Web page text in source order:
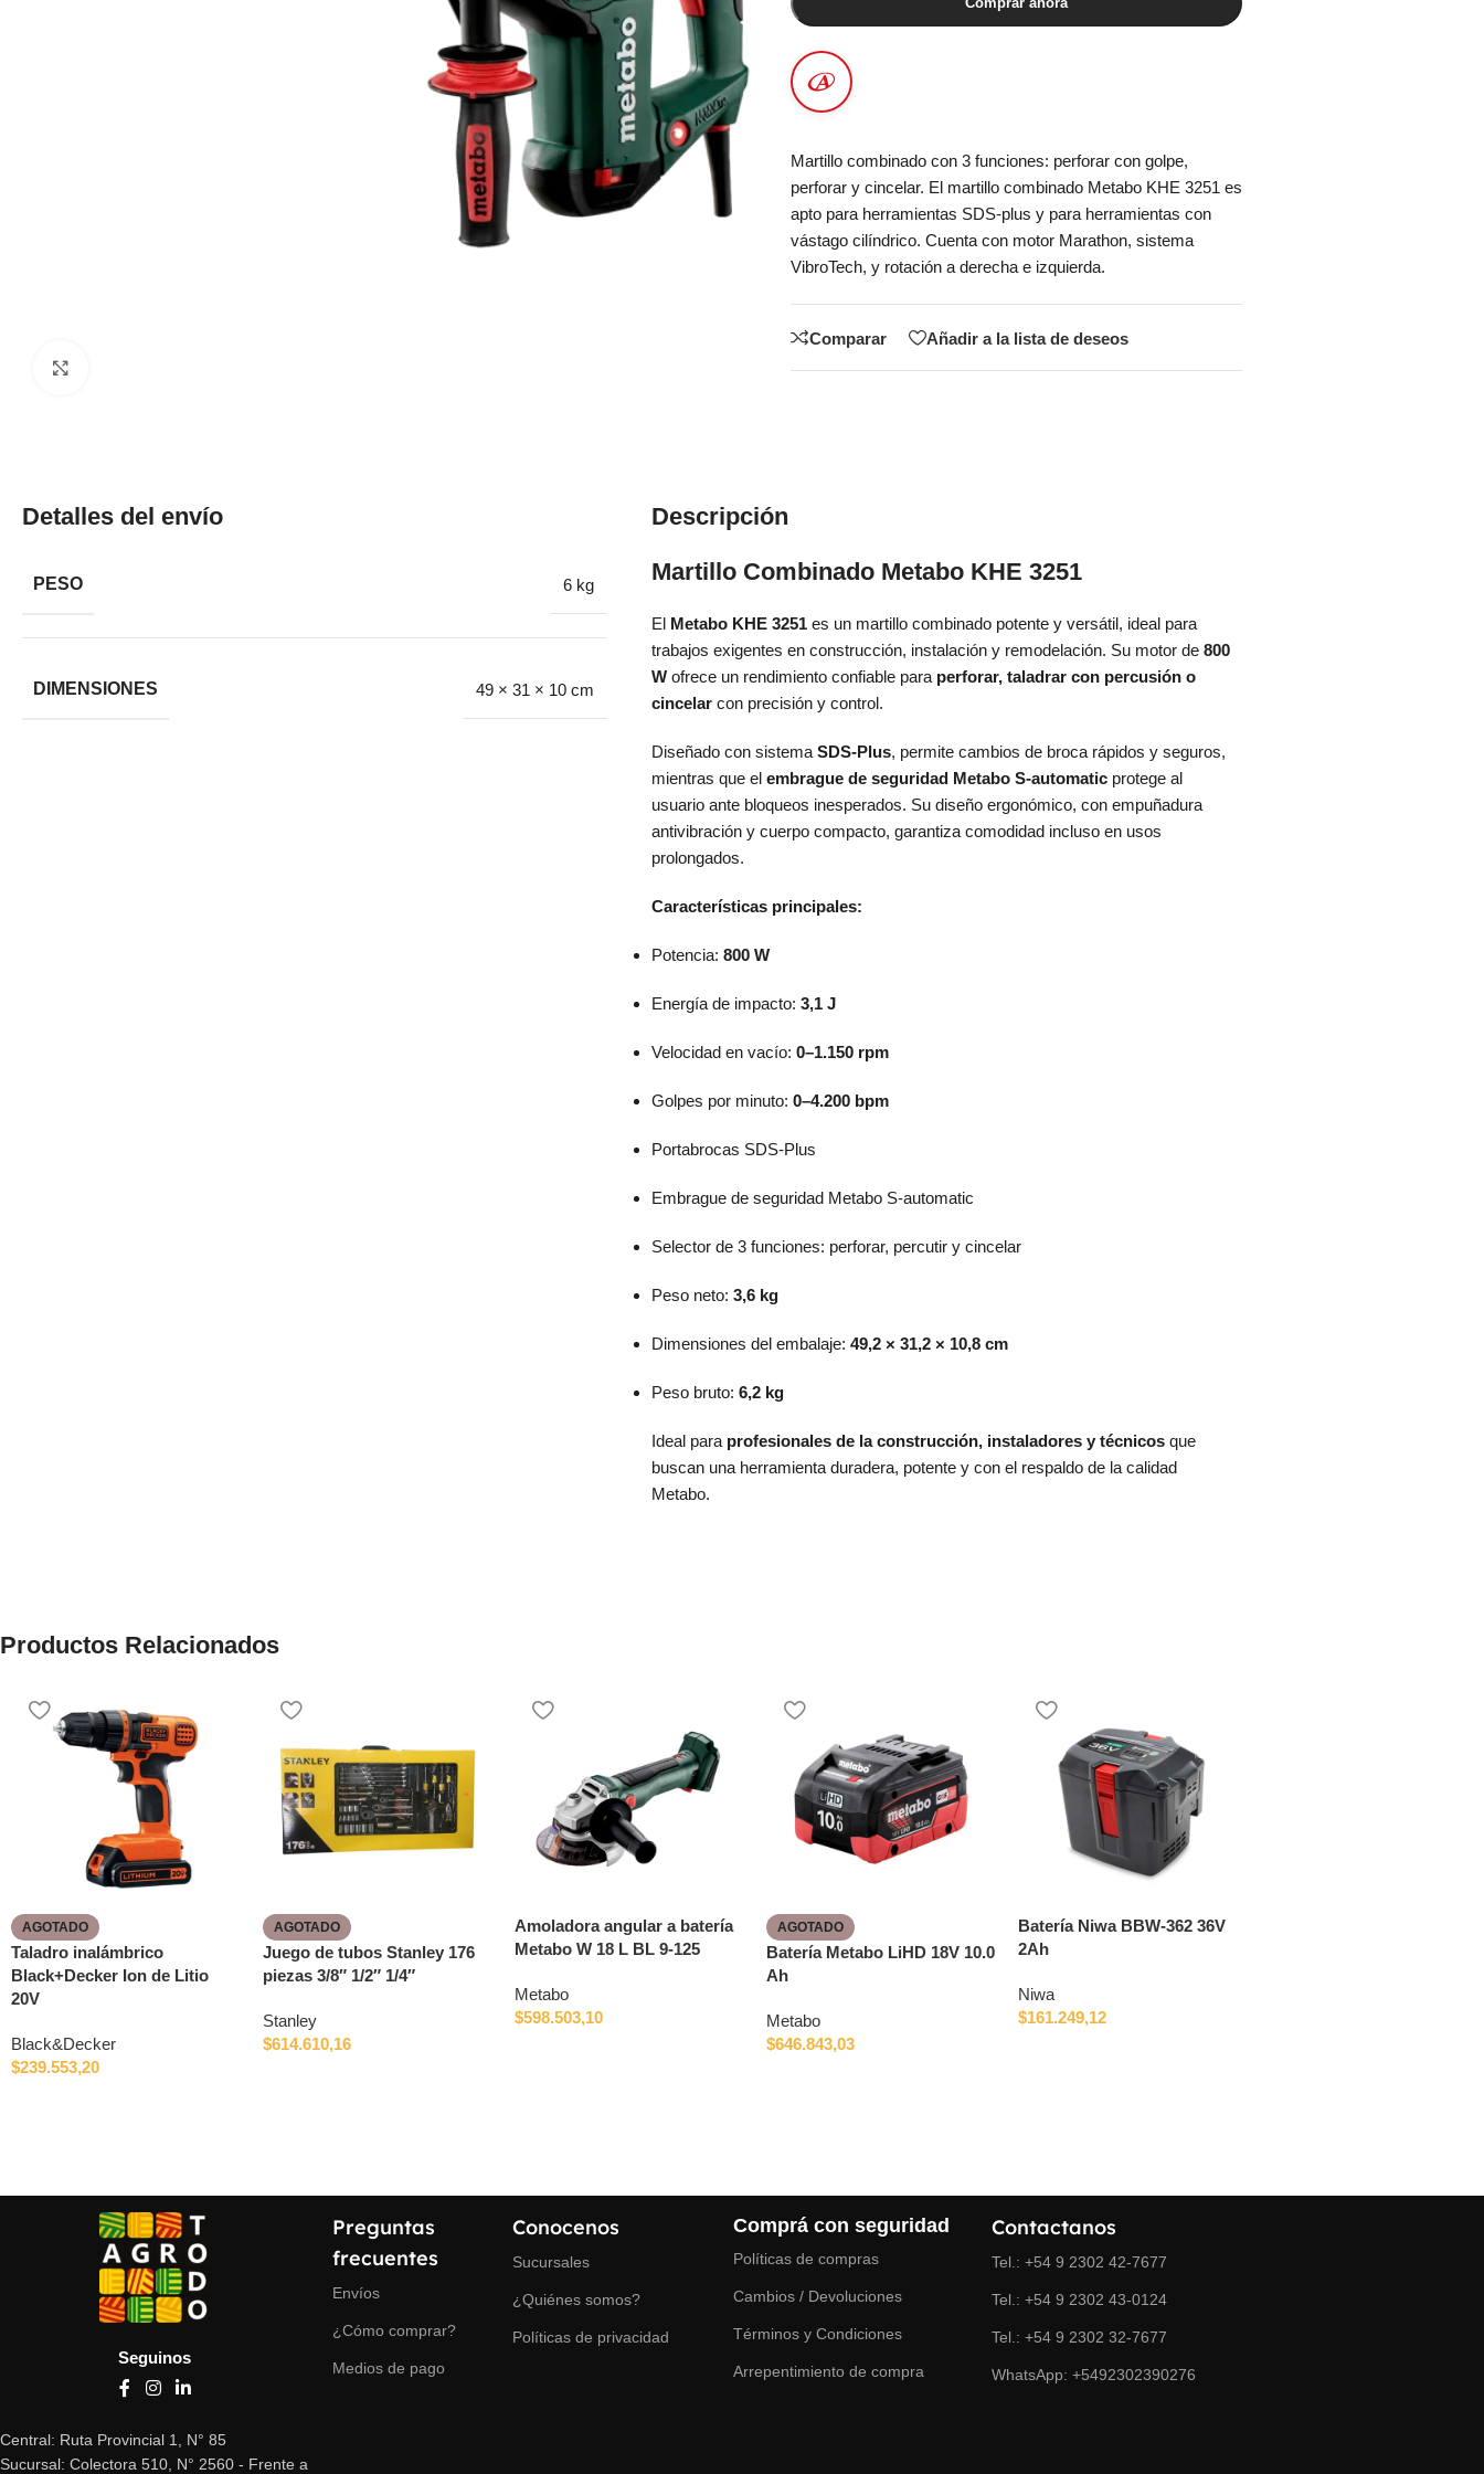
Martillo combinado con 3 funciones: perforar con golpe,
perforar y cincelar. El martillo combinado Metabo KHE 3251 es
apto para herramientas SDS-plus y para herramientas con
vástago cilíndrico. Cuenta con motor Marathon, sistema
VibroTech, y rotación a derecha e izquierda.
Comparar Añadir a la lista de deseos
Detalles del envío
PESO 6 kg
DIMENSIONES 49 × 31 × 10 cm
Descripción
Martillo Combinado Metabo KHE 3251
El Metabo KHE 3251 es un martillo combinado potente y versátil, ideal para
trabajos exigentes en construcción, instalación y remodelación. Su motor de 800
W ofrece un rendimiento confiable para perforar, taladrar con percusión o
cincelar con precisión y control.
Diseñado con sistema SDS-Plus, permite cambios de broca rápidos y seguros,
mientras que el embrague de seguridad Metabo S-automatic protege al
usuario ante bloqueos inesperados. Su diseño ergonómico, con empuñadura
antivibración y cuerpo compacto, garantiza comodidad incluso en usos
prolongados.
Características principales:
Potencia: 800 W
Energía de impacto: 3,1 J
Velocidad en vacío: 0–1.150 rpm
Golpes por minuto: 0–4.200 bpm
Portabrocas SDS-Plus
Embrague de seguridad Metabo S-automatic
Selector de 3 funciones: perforar, percutir y cincelar
Peso neto: 3,6 kg
Dimensiones del embalaje: 49,2 × 31,2 × 10,8 cm
Peso bruto: 6,2 kg
Ideal para profesionales de la construcción, instaladores y técnicos que
buscan una herramienta duradera, potente y con el respaldo de la calidad
Metabo.
Productos Relacionados
AGOTADO
Taladro inalámbrico
Black+Decker Ion de Litio
20V
Black&Decker
$239.553,20
AGOTADO
Juego de tubos Stanley 176
piezas 3/8″ 1/2″ 1/4″
Stanley
$614.610,16
Amoladora angular a batería
Metabo W 18 L BL 9-125
Metabo
$598.503,10
AGOTADO
Batería Metabo LiHD 18V 10.0
Ah
Metabo
$646.843,03
Batería Niwa BBW-362 36V
2Ah
Niwa
$161.249,12
Seguinos
Central: Ruta Provincial 1, N° 85
Sucursal: Colectora 510, N° 2560 - Frente a
Preguntas
frecuentes
Envíos
¿Cómo comprar?
Medios de pago
Conocenos
Sucursales
¿Quiénes somos?
Políticas de privacidad
Comprá con seguridad
Políticas de compras
Cambios / Devoluciones
Términos y Condiciones
Arrepentimiento de compra
Contactanos
Tel.: +54 9 2302 42-7677
Tel.: +54 9 2302 43-0124
Tel.: +54 9 2302 32-7677
WhatsApp: +5492302390276